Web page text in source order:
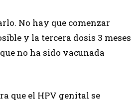
No hay que comenzar
y la tercera dosis 3 meses
no ha sido vacunada
que el HPV genital se